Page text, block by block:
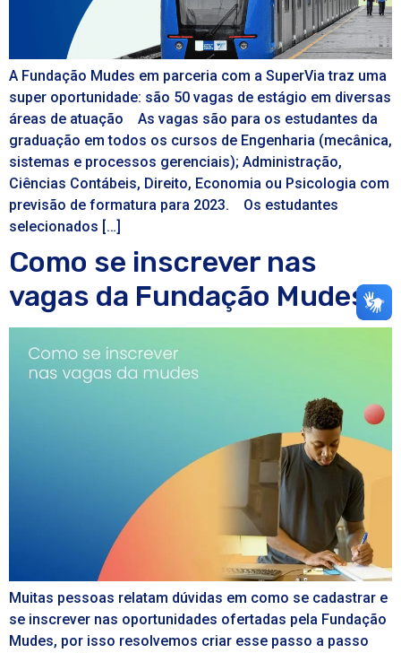
A Fundação Mudes em parceria com a SuperVia traz uma
super oportunidade: são 50 vagas de estágio em diversas
áreas de atuação As vagas são para os estudantes da
graduação em todos os cursos de Engenharia (mecânica,
sistemas e processos gerenciais); Administração,
Ciências Contábeis, Direito, Economia ou Psicologia com
previsão de formatura para 2023. Os estudantes
selecionados […]
Como se inscrever nas
vagas da Fundação Mudes
Muitas pessoas relatam dúvidas em como se cadastrar e
se inscrever nas oportunidades ofertadas pela Fundação
Mudes, por isso resolvemos criar esse passo a passo